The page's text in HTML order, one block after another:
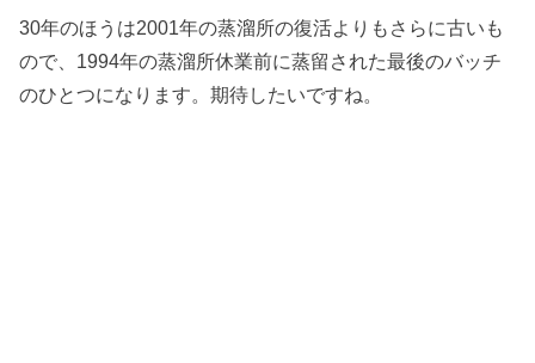
30年のほうは2001年の蒸溜所の復活よりもさらに古いも
ので、1994年の蒸溜所休業前に蒸留された最後のバッチ
のひとつになります。期待したいですね。